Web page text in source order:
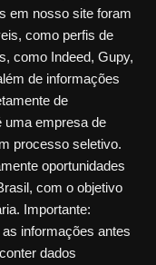
em nosso site foram
como perfis de
como Indeed, Gupy,
de informações
de
uma empresa de
processo seletivo.
oportunidades
com o objetivo
Importante:
informações antes
dados